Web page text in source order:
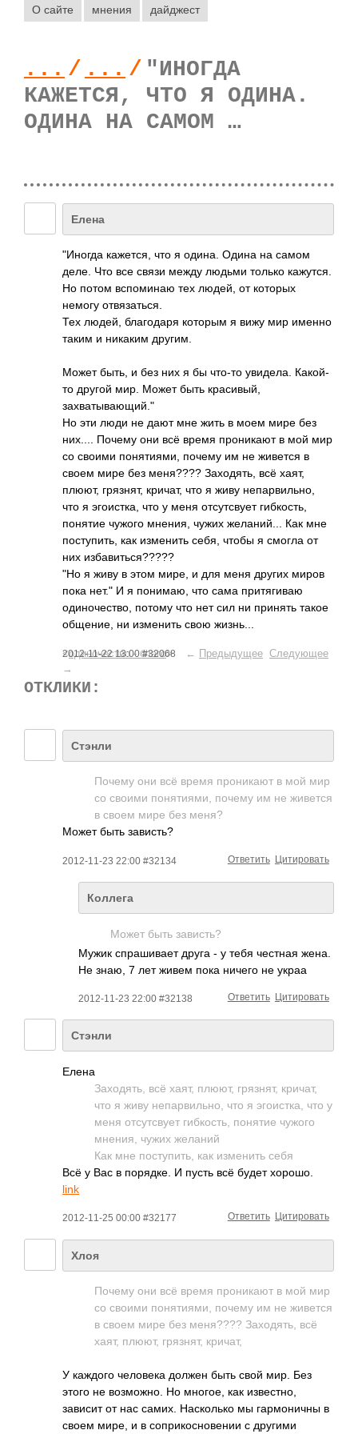
О сайте мнения дайджест
... / ... / "ИНОГДА
КАЖЕТСЯ, ЧТО Я ОДИНА.
ОДИНА НА САМОМ …
Елена
"Иногда кажется, что я одина. Одина на самом
деле. Что все связи между людьми только кажутся.
Но потом вспоминаю тех людей, от которых
немогу отвязаться.
Тех людей, благодаря которым я вижу мир именно
таким и никаким другим.
Может быть, и без них я бы что-то увидела. Какой-
то другой мир. Может быть красивый,
захватывающий."
Но эти люди не дают мне жить в моем мире без
них.... Почему они всё время проникают в мой мир
со своими понятиями, почему им не живется в
своем мире без меня???? Заходять, всё хаят,
плюют, грязнят, кричат, что я живу непарвильно,
что я эгоистка, что у меня отсутсвует гибкость,
понятие чужого мнения, чужих желаний... Как мне
поступить, как изменить себя, чтобы я смогла от
них избавиться?????
"Но я живу в этом мире, и для меня других миров
пока нет." И я понимаю, что сама притягиваю
одиночество, потому что нет сил ни принять такое
общение, ни изменить свою жизнь...
2012-11-22 13:00 #32068
<одиночество - благо> ← Предыдущее Следующее
→
ОТКЛИКИ:
Стэнли
Почему они всё время проникают в мой мир
со своими понятиями, почему им не живется
в своем мире без меня?
Может быть зависть?
2012-11-23 22:00 #32134 Цитировать
Ответить
Коллега
Может быть зависть?
Мужик спрашивает друга - у тебя честная жена.
Не знаю, 7 лет живем пока ничего не украа
2012-11-23 22:00 #32138 Цитировать
Ответить
Стэнли
Елена
Заходять, всё хаят, плюют, грязнят, кричат,
что я живу непарвильно, что я эгоистка, что у
меня отсутсвует гибкость, понятие чужого
мнения, чужих желаний
Как мне поступить, как изменить себя
Всё у Вас в порядке. И пусть всё будет хорошо.
link
2012-11-25 00:00 #32177 Цитировать
Ответить
Хлоя
Почему они всё время проникают в мой мир
со своими понятиями, почему им не живется
в своем мире без меня???? Заходять, всё
хаят, плюют, грязнят, кричат,
У каждого человека должен быть свой мир. Без
этого не возможно. Но многое, как известно,
зависит от нас самих. Насколько мы гармоничны в
своем мире, и в соприкосновении с другими